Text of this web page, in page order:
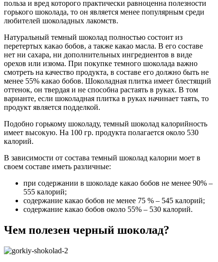
польза и вред которого практически равноценна полезности
горького шоколада, то он является менее популярным среди
любителей шоколадных лакомств.
Натуральный темный шоколад полностью состоит из
перетертых какао бобов, а также какао масла. В его составе
нет ни сахара, ни дополнительных ингредиентов в виде
орехов или изюма. При покупке темного шоколада важно
смотреть на качество продукта, в составе его должно быть не
менее 55% какао бобов. Шоколадная плитка имеет блестящий
оттенок, он твердая и не способна растаять в руках. В том
варианте, если шоколадная плитка в руках начинает таять, то
продукт является подделкой.
Подобно горькому шоколаду, темный шоколад калорийность
имеет высокую. На 100 гр. продукта полагается около 530
калорий.
В зависимости от состава темный шоколад калории моет в
своем составе иметь различные:
при содержании в шоколаде какао бобов не менее 90% –
555 калорий;
содержание какао бобов не менее 75 % – 545 калорий;
содержание какао бобов около 55% – 530 калорий.
Чем полезен черный шоколад?